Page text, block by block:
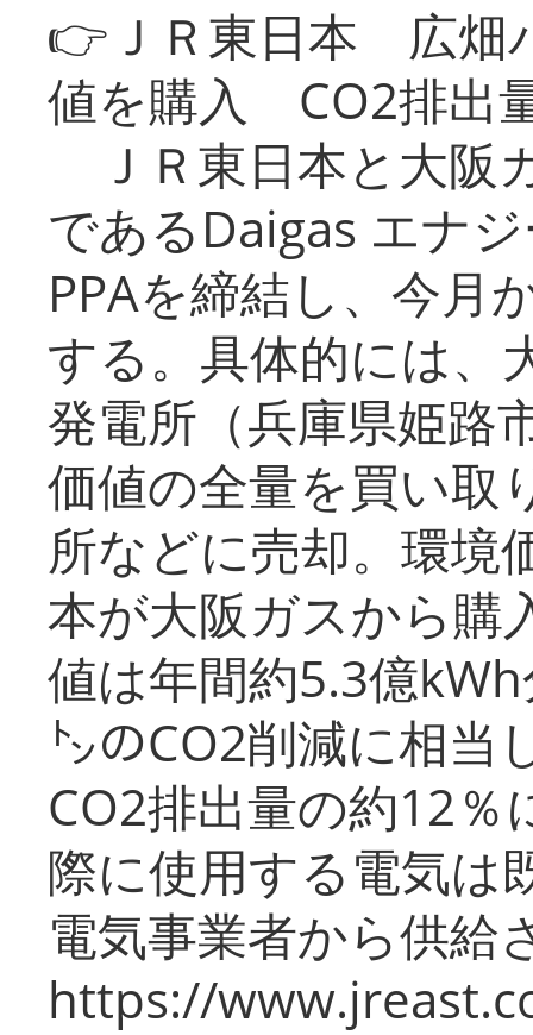
👉ＪＲ東日本 広畑
値を購入 CO2排出
ＪＲ東日本と大阪
であるDaigas エナ
PPAを締結し、今月
する。具体的には、
発電所（兵庫県姫路
価値の全量を買い取
所などに売却。環境
本が大阪ガスから購
値は年間約5.3億
㌧のCO2削減に相当
CO2排出量の約12％
際に使用する電気は
電気事業者から供給
https://